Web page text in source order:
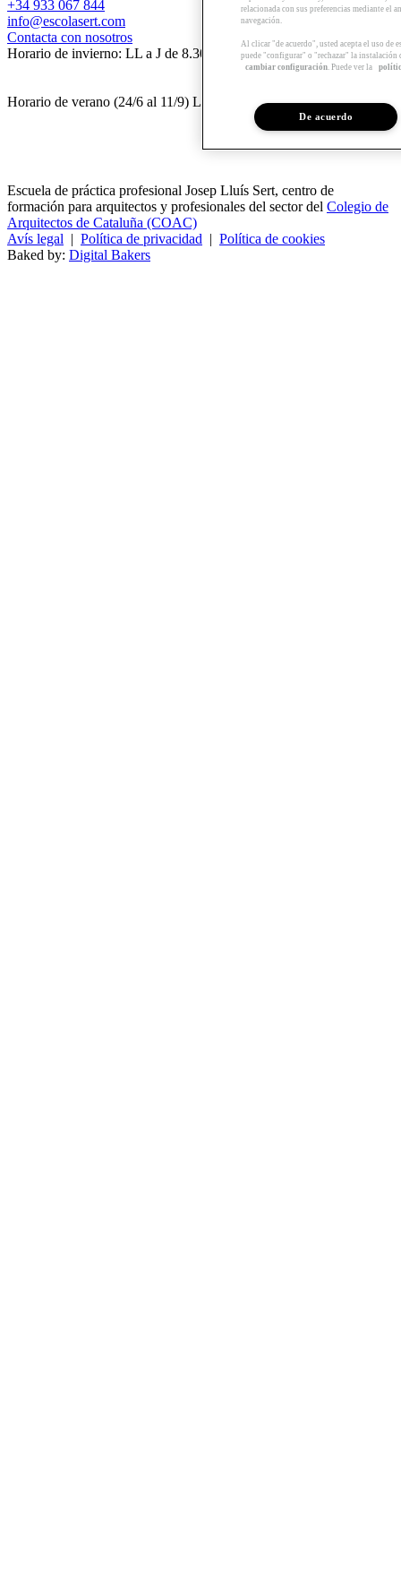
+34 933 067 844
info@escolasert.com
Contacta con nosotros
Horario de invierno: LL a J de 8.30 a 16.30 h / V de 8.30 a 14 h.
Horario de verano (24/6 al 11/9) LL a V de 8.30 a 14 h.
Escuela de práctica profesional Josep Lluís Sert, centro de
formación para arquitectos y profesionales del sector del Colegio de
Arquitectos de Cataluña (COAC)
Avís legal | Política de privacidad | Política de cookies
Baked by: Digital Bakers
relacionada con sus preferencias mediante el
navegación.
Al clicar "de acuerdo", usted acepta el uso de
puede "configurar" o "rechazar" la instalación
cambiar configuración . Puede ver la
De acuerdo